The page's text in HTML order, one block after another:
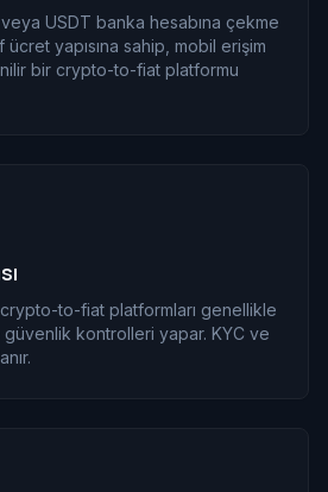
USDT banka hesabına çekme
yapısına sahip, mobil erişim
bir crypto-to-fiat platformu
to-fiat platformları genellikle
kontrolleri yapar. KYC ve